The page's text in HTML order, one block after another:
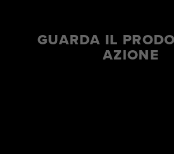
GUARDA IL
AZIONE